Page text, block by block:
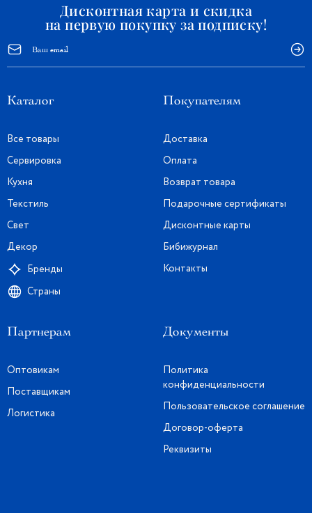
Дисконтная карта и скидка
на первую покупку за подписку!
Каталог
Все товары
Сервировка
Кухня
Текстиль
Свет
Декор
Бренды
Страны
Покупателям
Доставка
Оплата
Возврат товара
Подарочные сертификаты
Дисконтные карты
Бибижурнал
Контакты
Партнерам
Оптовикам
Поставщикам
Логистика
Документы
Политика
конфиденциальности
Пользовательское соглашение
Договор-оферта
Реквизиты